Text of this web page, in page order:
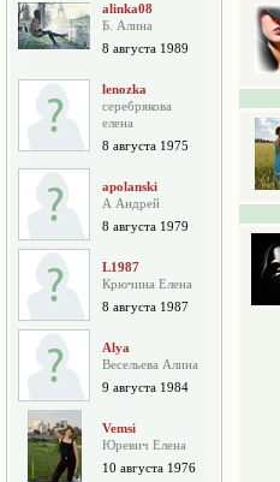
alinka08
Б. Алина
8 августа 1989
lenozka
серебрякова
елена
8 августа 1975
apolanski
А Андрей
8 августа 1979
L1987
Крючина Елена
8 августа 1987
Alya
Весельева Алина
9 августа 1984
Vemsi
Юревич Елена
10 августа 1976